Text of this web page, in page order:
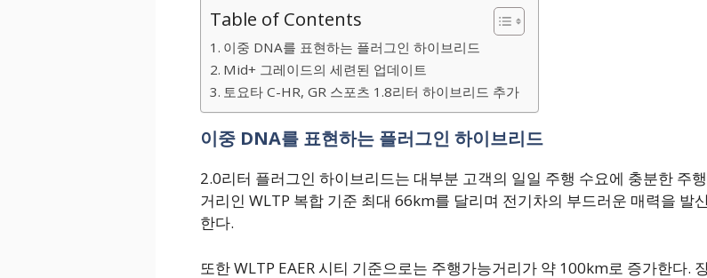
Table of Contents
이중 DNA를 표현하는 플러그인 하이브리드
Mid+ 그레이드의 세련된 업데이트
토요타 C-HR, GR 스포츠 1.8리터 하이브리드 추가
이중 DNA를 표현하는 플러그인 하이브리드
2.0리터 플러그인 하이브리드는 대부분 고객의 일일 주행 수요에 충분한 주행
거리인 WLTP 복합 기준 최대 66km를 달리며 전기차의 부드러운 매력을 발
한다.
또한 WLTP EAER 시티 기준으로는 주행가능거리가 약 100km로 증가한다.